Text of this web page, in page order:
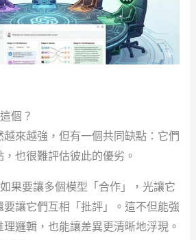
個？
來越強，但有一個共同缺點：它們
也很難評估彼此的優劣。
果要讓多個模型「合作」，光讓它
讓它們互相「批評」。這不但能強
邏輯，也能讓差異更清晰地浮現。